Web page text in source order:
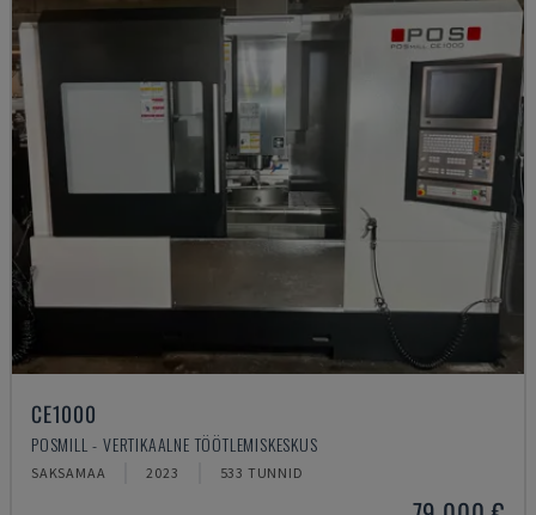
CE1000
POSMILL - VERTIKAALNE TÖÖTLEMISKESKUS
SAKSAMAA 2023 533 TUNNID